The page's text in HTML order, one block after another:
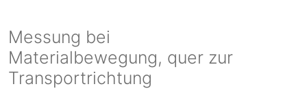
Messung bei
Materialbewegung, quer zur
Transportrichtung